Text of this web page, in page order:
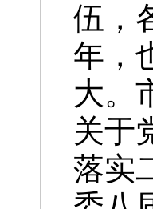
伍，
年，
大。
关于
落实